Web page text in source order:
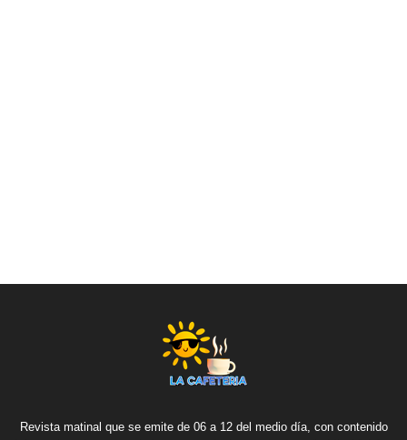
Revista matinal que se emite de 06 a 12 del medio día, con contenido